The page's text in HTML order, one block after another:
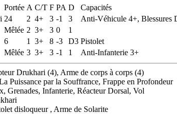
Portée A C/T F PA D
Capacités
24 2 4+ 3 -1 3
Anti-Véhicule 4+, Blessures
Mêlée 2 3+ 3 0
1
6 1 3+ 8 -3 D3 Pistolet
Mêlée 3 3+ 3 -1 1 Anti-Infanterie 3+
Drukhari (4), Arme de corps à corps (4)
Puissance par la Souffrance, Frappe en Profondeur
Grenades, Infanterie, Réacteur Dorsal, Vol
disloqueur , Arme de Solarite